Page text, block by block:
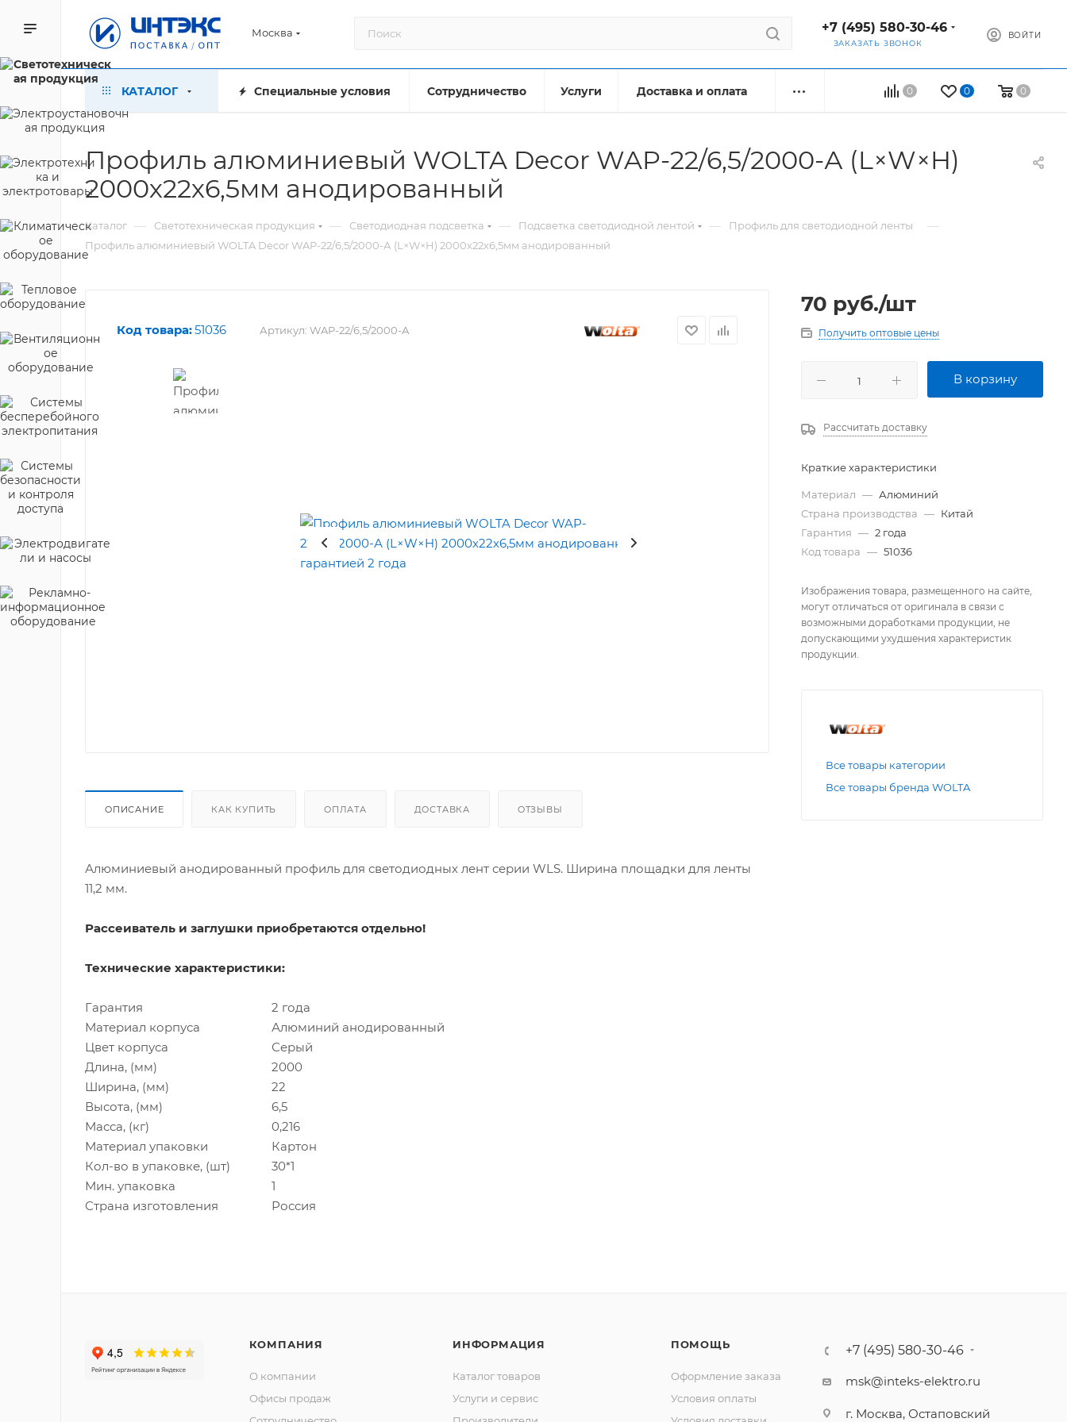
Москва +7 (495) 580-30-46
ЗАКАЗАТЬ ЗВОНОК
ВОЙТИ
0 0 0
КАТАЛОГ Специальные условия Сотрудничество Услуги Доставка и оплата
Профиль алюминиевый WOLTA Decor WAP-22/6,5/2000-А (L×W×H)
2000х22х6,5мм анодированный
Каталог — Светотехническая продукция — Светодиодная подсветка — Подсветка светодиодной лентой — Профиль для светодиодной ленты —
Профиль алюминиевый WOLTA Decor WAP-22/6,5/2000-А (L×W×H) 2000х22х6,5мм анодированный
Код товара:51036 Артикул: WAP-22/6,5/2000-А
ОПИСАНИЕ КАК КУПИТЬ ОПЛАТА ДОСТАВКА ОТЗЫВЫ
Алюминиевый анодированный профиль для светодиодных лент серии WLS. Ширина площадки для ленты
11,2 мм.
Рассеиватель и заглушки приобретаются отдельно!
Технические характеристики:
Гарантия
2 года
Материал корпуса
Алюминий анодированный
Цвет корпуса
Серый
Длина, (мм)
2000
Ширина, (мм)
22
Высота, (мм)
6,5
Масса, (кг)
0,216
Материал упаковки
Картон
Кол-во в упаковке, (шт) 30*1
Мин. упаковка
1
Страна изготовления
Россия
70 руб./шт
Получить оптовые цены
В корзину
Рассчитать доставку
Краткие характеристики
Материал — Алюминий
Страна производства — Китай
Гарантия — 2 года
Код товара — 51036
Изображения товара, размещенного на сайте,
могут отличаться от оригинала в связи с
возможными доработками продукции, не
допускающими ухудшения характеристик
продукции.
Все товары категории
Все товары бренда WOLTA
КОМПАНИЯ
О компании
Офисы продаж
ИНФОРМАЦИЯ
Каталог товаров
Услуги и сервис
ПОМОЩЬ
Оформление заказа
Условия оплаты
+7 (495) 580-30-46
msk@inteks-elektro.ru
г. Москва, Остаповский